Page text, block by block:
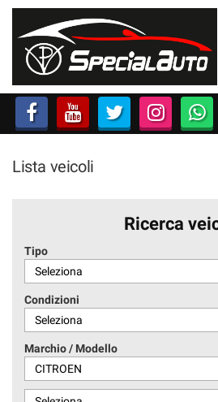
AZIENDA
LISTA VEICOLI
FINANZIAMENTI
CONTATTI
ACQUISTIAMO USATO
SEGUICI SU FACEBOOK
Lista veicoli
Ricerca
Tipo
Condizioni
Marchio / Modello